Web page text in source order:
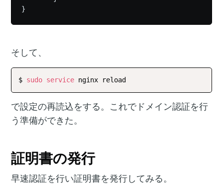
そして、
$ sudo service
で設定の再読込をする。これでドメイン認証を行
う準備ができた。
証明書の発行
早速認証を行い証明書を発行してみる。